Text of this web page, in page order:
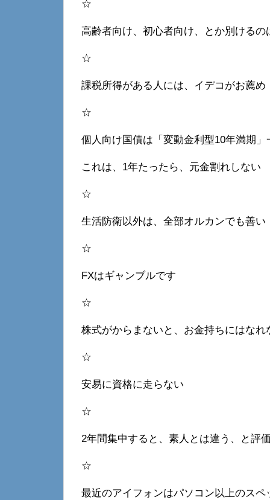
☆
高齢者向け、初心者向け、とか別けるの
☆
課税所得がある人には、イデコがお薦め
☆
個人向け国債は「変動金利型10年満期」
これは、1年たったら、元金割れしない
☆
生活防衛以外は、全部オルカンでも善い
☆
FXはギャンブルです
☆
株式がからまないと、お金持ちにはなれ
☆
安易に資格に走らない
☆
2年間集中すると、素人とは違う、と評
☆
最近のアイフォンはパソコン以上のスペ